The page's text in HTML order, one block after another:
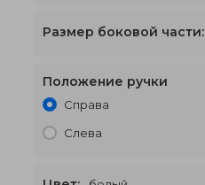
1600 x 2100€568
Размер боковой части:
Положение ручки
Справа
Слева